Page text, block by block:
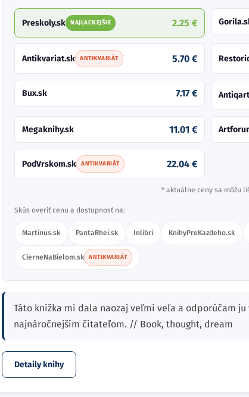
Preskoly.sk NAJLACNEJŠIE 2.25 €
Antikvariat.sk ANTIKVARIÁT 5.70 €
Bux.sk 7.17 €
Megaknihy.sk 11.01 €
PodVrskom.sk ANTIKVARIÁT 22.04 €
* aktuálne ceny sa môžu
Skús overiť cenu a dostupnosť na:
Martinus.sk PantaRhei.sk Inlibri KnihyPreKazdeho.sk
CierneNaBielom.sk ANTIKVARIÁT
Táto knižka mi dala naozaj veľmi veľa a odporúčam
najnáročnejším čitateľom. // Book, thought, dream
Detaily knihy